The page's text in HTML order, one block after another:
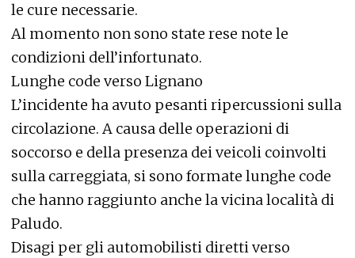
le cure necessarie.
Al momento non sono state rese note le
condizioni dell’infortunato.
Lunghe code verso Lignano
L’incidente ha avuto pesanti ripercussioni sulla
circolazione. A causa delle operazioni di
soccorso e della presenza dei veicoli coinvolti
sulla carreggiata, si sono formate lunghe code
che hanno raggiunto anche la vicina località di
Paludo.
Disagi per gli automobilisti diretti verso